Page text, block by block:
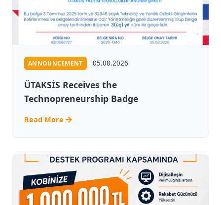
ANNOUNCEMENT 05.08.2026
ÜTAKSİS Receives the
Technopreneurship Badge
Read More